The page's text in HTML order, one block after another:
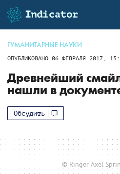
ГУМАНИТАРНЫЕ НАУКИ
ОПУБЛИКОВАНО 06 ФЕВРАЛЯ 2017,
Древнейший
нашли в
Обсудить
© Ringer Axel